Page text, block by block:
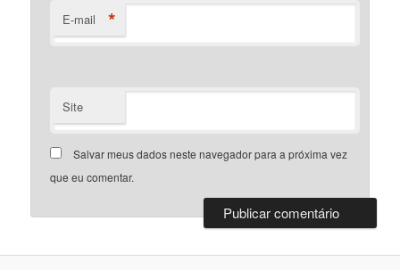
E-mail *
Site
Salvar meus dados neste navegador para a próxima vez
que eu comentar.